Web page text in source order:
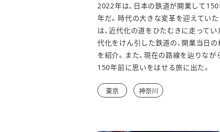
2022年は、日本の鉄道が開業して
年だ。時代の大きな変革を迎えてい
は、近代化の道をひたむきに走ってい
代化をけん引した鉄道の、開業当日の
を紹介。また、現在の路線を辿りなが
150年前に思いをはせる旅に出た。
東京 神奈川